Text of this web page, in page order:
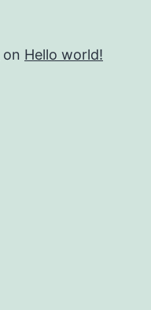
on Hello world!